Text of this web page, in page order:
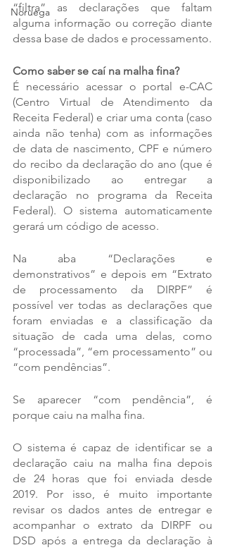
Noruega
“filtra” as declarações que faltam
alguma informação ou correção diante
dessa base de dados e processamento.
Como saber se caí na malha fina?
É necessário acessar o portal e-CAC
(Centro Virtual de Atendimento da
Receita Federal) e criar uma conta (caso
ainda não tenha) com as informações
de data de nascimento, CPF e número
do recibo da declaração do ano (que é
disponibilizado ao entregar a
declaração no programa da Receita
Federal). O sistema automaticamente
gerará um código de acesso.
Na aba “Declarações e
demonstrativos” e depois em “Extrato
de processamento da DIRPF” é
possível ver todas as declarações que
foram enviadas e a classificação da
situação de cada uma delas, como
“processada”, “em processamento” ou
“com pendências”.
Se aparecer “com pendência”, é
porque caiu na malha fina.
O sistema é capaz de identificar se a
declaração caiu na malha fina depois
de 24 horas que foi enviada desde
2019. Por isso, é muito importante
revisar os dados antes de entregar e
acompanhar o extrato da DIRPF ou
DSD após a entrega da declaração à